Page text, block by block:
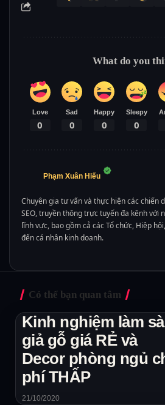
What do you
Love
0
Sad
0
Happy
0
Sleepy
0
Phạm Xuân Hiếu
Chuyên gia tư vấn và thực hiện các chiến
SEO, truyền thông trực tuyến đa kênh với
lĩnh vực, bao gồm cả các Tổ chức, Hiệp
đến cá nhân kinh doanh.
Có thể bạn quan tâm
Kinh nghiệm làm
giả gỗ giá RẺ và
Decor phòng ngủ
phí THẤP
21/10/2020